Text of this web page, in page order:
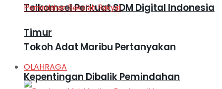
Telkomsel Perkuat SDM Digital Indonesia
Timur
OLAHRAGA
Tokoh Adat Maribu Pertanyakan
Kepentingan Dibalik Pemindahan